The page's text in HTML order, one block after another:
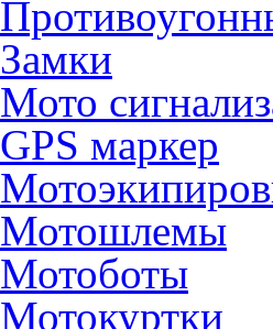
Замки
Мото
GPS маркер
Мотошлемы
Мотоботы
Мотокуртки